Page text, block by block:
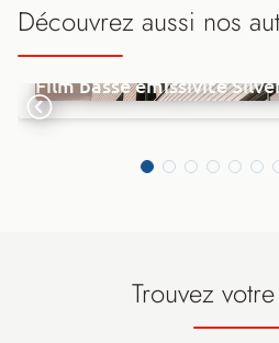
Découvrez aussi nos
Film basse émissivité
Trouvez